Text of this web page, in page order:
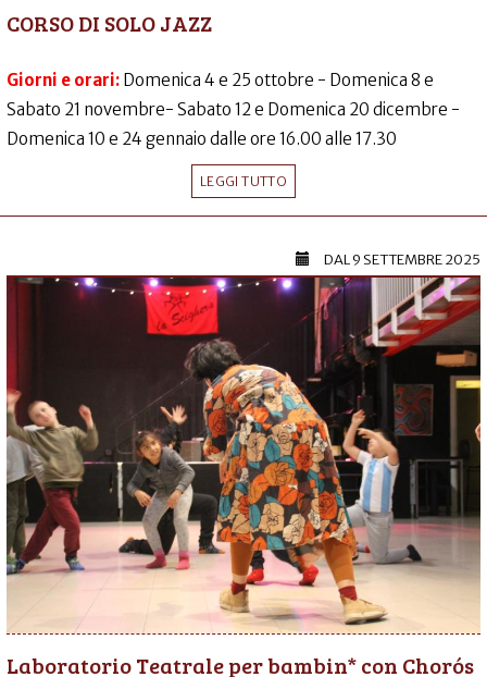
CORSO DI SOLO JAZZ
Giorni e orari: Domenica 4 e 25 ottobre - Domenica 8 e
Sabato 21 novembre- Sabato 12 e Domenica 20 dicembre -
Domenica 10 e 24 gennaio dalle ore 16.00 alle 17.30
LEGGI TUTTO
DAL9 SETTEMBRE 2025
Laboratorio Teatrale per bambin* con Chorós